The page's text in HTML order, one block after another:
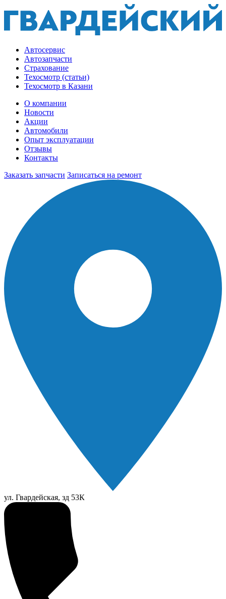
Автосервис
Автозапчасти
Страхование
Техосмотр (статьи)
Техосмотр в Казани
О компании
Новости
Акции
Автомобили
Опыт эксплуатации
Отзывы
Контакты
Заказать запчасти Записаться на ремонт
ул. Гвардейская, зд 53К